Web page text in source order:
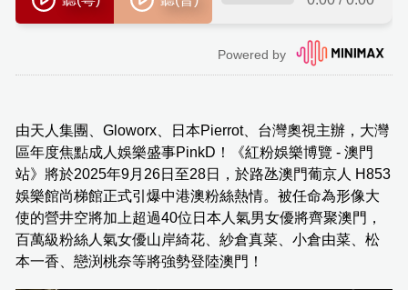
由天人集團、Gloworx、日本Pierrot、台灣奧視主辦，大灣
區年度焦點成人娛樂盛事PinkD！《紅粉娛樂博覽 - 澳門
站》將於2025年9月26日至28日，於路氹澳門葡京人 H853
娛樂館尚梯館正式引爆中港澳粉絲熱情。被任命為形像大
使的營井空將加上超過40位日本人氣男女優將齊聚澳門，
百萬級粉絲人氣女優山岸綺花、紗倉真菜、小倉由菜、松
本一香、戀渕桃奈等將強勢登陸澳門！